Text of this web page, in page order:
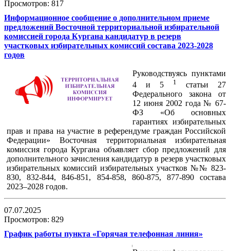
Просмотров: 817
Информационное сообщение о дополнительном приеме
предложений Восточной территориальной избирательной
комиссией города Кургана кандидатур в резерв
участковых избирательных комиссий состава 2023-2028
годов
Руководствуясь пунктами
4 и 5
1
статьи 27
Федерального закона от
12 июня 2002 года № 67-
ФЗ «Об основных
гарантиях избирательных
прав и права на участие в референдуме граждан Российской
Федерации» Восточная территориальная избирательная
комиссия города Кургана объявляет сбор предложений для
дополнительного зачисления кандидатур в резерв участковых
избирательных комиссий избирательных участков №№ 823-
830, 832-844, 846-851, 854-858, 860-875, 877-890 состава
2023–2028 годов.
07.07.2025
Просмотров: 829
График работы пункта «Горячая телефонная линия»